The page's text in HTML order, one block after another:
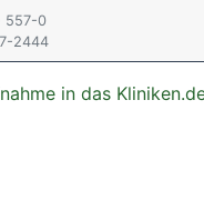
557-0
2444
in das